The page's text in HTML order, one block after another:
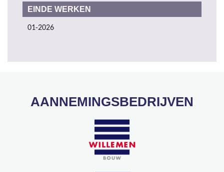
EINDE WERKEN
01-2026
AANNEMINGSBEDRIJVEN